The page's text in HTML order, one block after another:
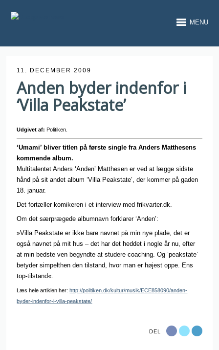
MENU
11. DECEMBER 2009
Anden byder indenfor i
‘Villa Peakstate’
Udgivet af:Politiken.
‘Umami’ bliver titlen på første single fra Anders Matthesens
kommende album.
Multitalentet Anders ‘Anden’ Matthesen er ved at lægge sidste
hånd på sit andet album ‘Villa Peakstate’, der kommer på gaden
18. januar.
Det fortæller komikeren i et interview med frikvarter.dk.
Om det særprægede albumnavn forklarer ‘Anden’:
»Villa Peakstate er ikke bare navnet på min nye plade, det er
også navnet på mit hus – det har det heddet i nogle år nu, efter
at min bedste ven begyndte at studere coaching. Og ’peakstate’
betyder simpelthen den tilstand, hvor man er højest oppe. Ens
top-tilstand«.
Læs hele artiklen her:http://politiken.dk/kultur/musik/ECE858090/anden-
byder-indenfor-i-villa-peakstate/
DEL